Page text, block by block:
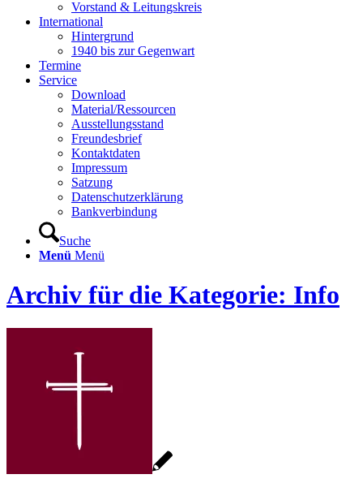
Vorstand & Leitungskreis
International
Hintergrund
1940 bis zur Gegenwart
Termine
Service
Download
Material/Ressourcen
Ausstellungsstand
Freundesbrief
Kontaktdaten
Impressum
Satzung
Datenschutzerklärung
Bankverbindung
Suche
Menü Menü
Archiv für die Kategorie: Info